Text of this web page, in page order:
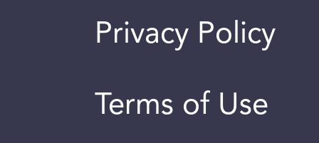
Privacy Policy
Terms of Use